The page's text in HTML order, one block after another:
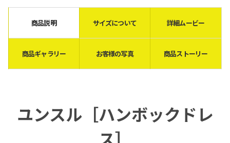
商品説明 サイズについて 詳細ムービー
商品ギャラリー お客様の写真 商品ストーリー
ユンスル［ハンボックドレ
ス］